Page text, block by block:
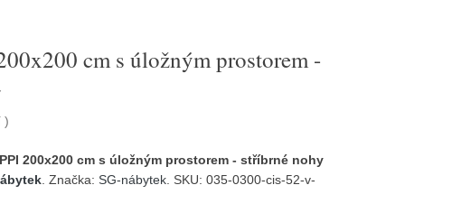
cm s úložným prostorem -
)
200x200 cm s úložným prostorem - stříbrné nohy
. Značka:SG-nábytek . SKU: 035-0300-cis-52-v-